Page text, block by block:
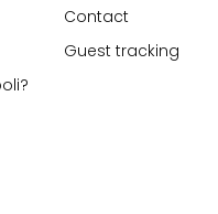
Contact
Guest tracking